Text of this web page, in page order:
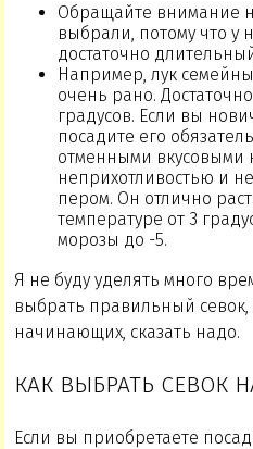
Обращайте внимание
выбрали, потому что у
достаточно
Например, лук
очень рано.
градусов. Если вы
посадите его
отменными вкусовыми
неприхотливостью и
пером. Он отлично
температуре от 3
морозы до -5.
Я не буду уделять много
выбрать правильный севок,
начинающих, сказать надо.
КАК ВЫБРАТЬ СЕВОК
Если вы приобретаете